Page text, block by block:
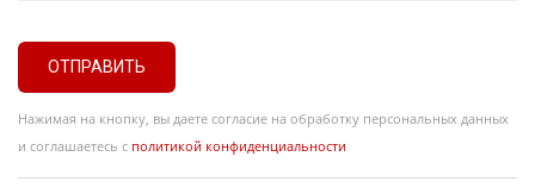
ОТПРАВИТЬ
Нажимая на кнопку, вы даете согласие на обработку персональных данных
и соглашаетесь с политикой конфиденциальности